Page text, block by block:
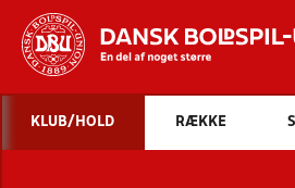
KLUB/HOLD RÆKKE